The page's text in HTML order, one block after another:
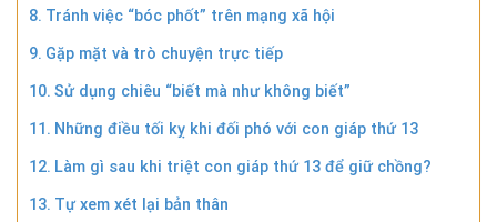
Tránh việc “bóc phốt” trên mạng xã hội
Gặp mặt và trò chuyện trực tiếp
Sử dụng chiêu “biết mà như không biết”
Những điều tối kỵ khi đối phó với con giáp thứ 13
Làm gì sau khi triệt con giáp thứ 13 để giữ chồng?
Tự xem xét lại bản thân